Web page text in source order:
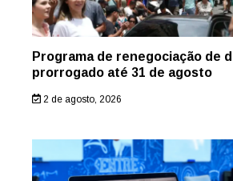
Programa de renegociação de
prorrogado até 31 de agosto
2 de agosto, 2026